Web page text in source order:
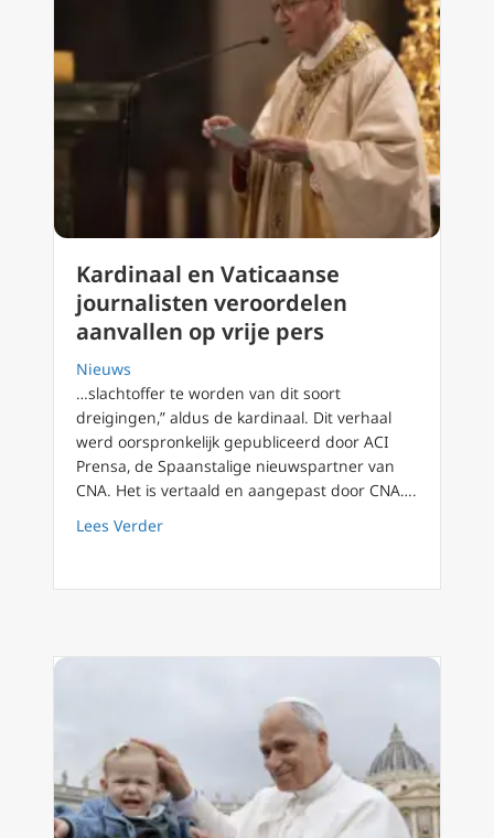
Kardinaal en Vaticaanse
journalisten veroordelen
aanvallen op vrije pers
Nieuws
…slachtoffer te worden van dit soort
dreigingen,” aldus de kardinaal. Dit verhaal
werd oorspronkelijk gepubliceerd door ACI
Prensa, de Spaanstalige nieuwspartner van
CNA. Het is vertaald en aangepast door CNA….
Lees Verderabout Kardinaal en Vaticaanse journalisten